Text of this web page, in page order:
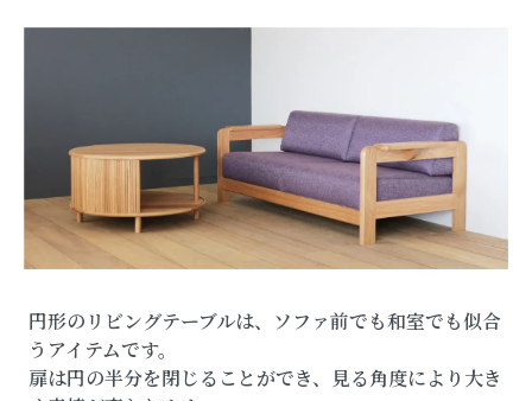
円形のリビングテーブルは、ソファ前でも和室でも似合
うアイテムです。
扉は円の半分を閉じることができ、見る角度により大き